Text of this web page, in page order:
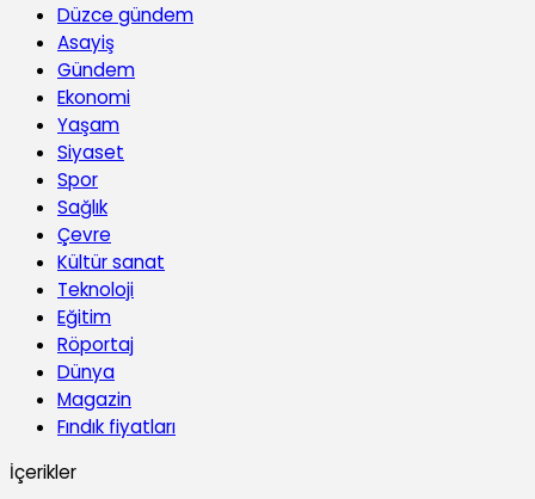
Düzce gündem
Asayiş
Gündem
Ekonomi
Yaşam
Siyaset
Spor
Sağlık
Çevre
Kültür sanat
Teknoloji
Eğitim
Röportaj
Dünya
Magazin
Fındık fiyatları
İçerikler